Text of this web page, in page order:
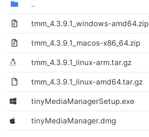
(Directory)
..
(Archive file)
tmm_4.3.9.1_windows-amd64.zip
(Archive file)
tmm_4.3.9.1_macos-x86_64.zip
(Linux)
tmm_4.3.9.1_linux-arm.tar.gz
tmm_4.3.9.1_linux-amd64.tar.gz
tinyMediaManagerSetup.exe
tinyMediaManager.dmg